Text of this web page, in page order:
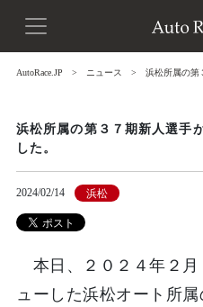
AutoRace.JP ニュース 浜松所属の第
浜松所属の第３７期新人選手
した。
2024/02/14 浜松
本日、２０２４年２月
ューした浜松オート所